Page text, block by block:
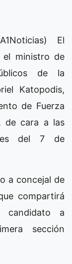
El
el ministro de
de la
Katopodis,
de Fuerza
de cara a las
del 7 de
a concejal de
compartirá
candidato a
sección